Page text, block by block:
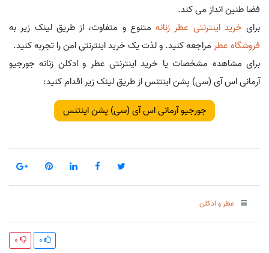
فضا طنین انداز می کند.
برایخرید اینترنتی عطر زنانه متنوع و متفاوت، از طریق لینک زیر به
فروشگاه عطر مراجعه کنید. و لذت یک خرید اینترنتی امن را تجربه کنید.
برای مشاهده مشخصات یا خرید اینترنتی عطر و ادکلن زنانه جورجیو
آرمانی اس آی (سی) پشن اینتنس از طریق لینک زیر اقدام کنید:
جورجیو آرمانی اس آی (سی) پشن اینتنس
عطر و ادکلن